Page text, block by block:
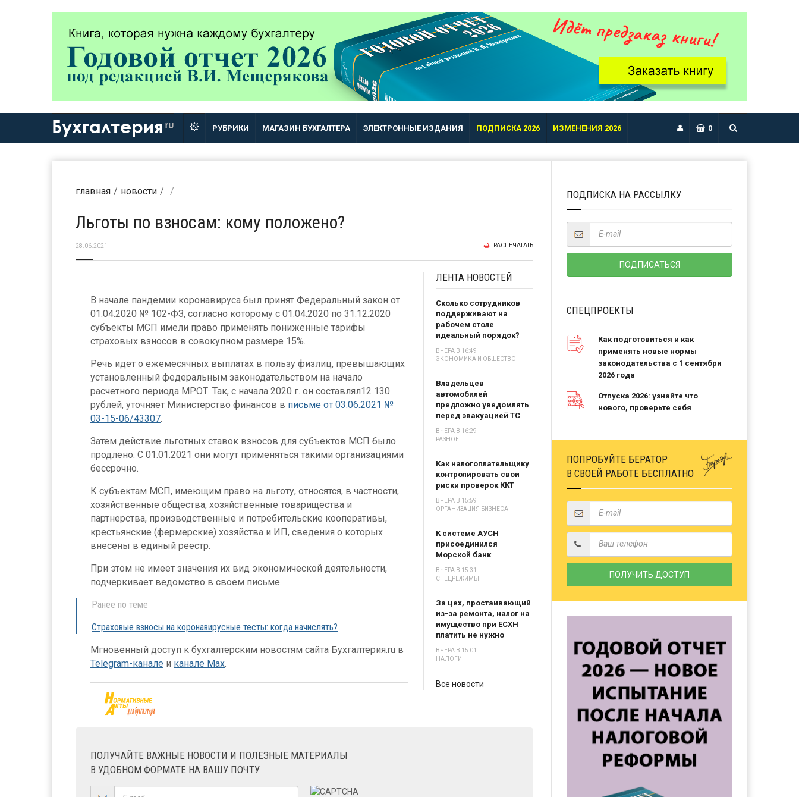
Бухгалтерия ru РУБРИКИ МАГАЗИН БУХГАЛТЕРА ЭЛЕКТРОННЫЕ ИЗДАНИЯ ПОДПИСКА 2026 ИЗМЕНЕНИЯ 2026 0
главная новости
Льготы по взносам: кому положено?
28.06.2021 РАСПЕЧАТАТЬ
В начале пандемии коронавируса был принят Федеральный закон от
01.04.2020 № 102-ФЗ, согласно которому с 01.04.2020 по 31.12.2020
субъекты МСП имели право применять пониженные тарифы
страховых взносов в совокупном размере 15%.
Речь идет о ежемесячных выплатах в пользу физлиц, превышающих
установленный федеральным законодательством на начало
расчетного периода МРОТ. Так, с начала 2020 г. он составлял12 130
рублей, уточняет Министерство финансов в письме от 03.06.2021 №
03-15-06/43307.
Затем действие льготных ставок взносов для субъектов МСП было
продлено. С 01.01.2021 они могут применяться такими организациями
бессрочно.
К субъектам МСП, имеющим право на льготу, относятся, в частности,
хозяйственные общества, хозяйственные товарищества и
партнерства, производственные и потребительские кооперативы,
крестьянские (фермерские) хозяйства и ИП, сведения о которых
внесены в единый реестр.
При этом не имеет значения их вид экономической деятельности,
подчеркивает ведомство в своем письме.
Ранее по теме
Страховые взносы на коронавирусные тесты: когда начислять?
Мгновенный доступ к бухгалтерским новостям сайта Бухгалтерия.ru в
Telegram-канале и канале Max.
ЛЕНТА НОВОСТЕЙ
Сколько сотрудников
поддерживают на
рабочем столе
идеальный порядок?
ВЧЕРА В 16:49
ЭКОНОМИКА И ОБЩЕСТВО
Владельцев
автомобилей
предложно уведомлять
перед эвакуацией ТС
ВЧЕРА В 16:29
РАЗНОЕ
Как налогоплательщику
контролировать свои
риски проверок ККТ
ВЧЕРА В 15:59
ОРГАНИЗАЦИЯ БИЗНЕСА
К системе АУСН
присоединился
Морской банк
ВЧЕРА В 15:31
СПЕЦРЕЖИМЫ
За цех, простаивающий
из-за ремонта, налог на
имущество при ЕСХН
платить не нужно
ВЧЕРА В 15:01
НАЛОГИ
Все новости
ПОЛУЧАЙТЕ ВАЖНЫЕ НОВОСТИ И ПОЛЕЗНЫЕ МАТЕРИАЛЫ
В УДОБНОМ ФОРМАТЕ НА ВАШУ ПОЧТУ
ПОДПИСКА НА РАССЫЛКУ
СПЕЦПРОЕКТЫ
Как подготовиться и как
применять новые нормы
законодательства с 1 сентября
2026 года
Отпуска 2026: узнайте что
нового, проверьте себя
ПОПРОБУЙТЕ БЕРАТОР
В СВОЕЙ РАБОТЕ БЕСПЛАТНО